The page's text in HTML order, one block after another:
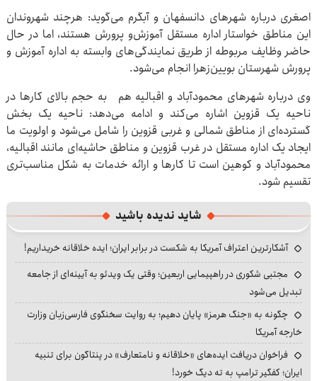
اصغری درباره شهرهای دانسفهان و آبگرم می‌گوید: هرچند شهروندان
این مناطق خواستار اداره مستقل آموزش‌و پرورش هستند، اما در حال
حاضر وظایف مربوطه از طریق نمایندگی‌های وابسته به اداره آموزش و
پرورش شهرستان بویین‌زهرا انجام می‌شود.
وی درباره شهرهای محمودآباد و اقبالیه هم به حجم بالای کارها در
ناحیه یک قزوین اشاره می‌کند و ادامه می‌دهد: ناحیه یک بخش
گسترده‌ای از مناطق شمالی و غربی قزوین را شامل می‌شود و اولویت ما
ایجاد یک اداره مستقل در غرب قزوین و مناطق حاشیه‌ای مانند اقبالیه،
محمودآباد و کوهین است تا کارها و ارائه خدمات به شکل مناسب‌تری
تقسیم شود.
شاید ندیده باشید
آشکارترین اعتراف آمریکا به شکست در برابر ایران؛ ایده خلاقانه خریداریم!
مجتبی شکوری در راهپیمایی اربعین؛ وقتی یک ویدئو به آیینه‌ای از جامعه
تبدیل می‌شود
چگونه به «جنگ هرمز» پایان دهیم؛ به روایت سخنگوی فارسی‌زبان وزارت
خارجه آمریکا
فراخوان دریافت ایده‌های «خلاقانه و نامتعارف» در پنتاگون برای تنبیه
ایران؛ کفگیر ترامپ به ته دیگ خورد!